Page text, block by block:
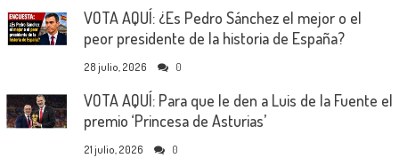
VOTA AQUÍ: ¿Es Pedro Sánchez el mejor o el
peor presidente de la historia de España?
28 julio, 2026 0
VOTA AQUÍ: Para que le den a Luis de la Fuente el
premio ‘Princesa de Asturias’
21 julio, 2026 0